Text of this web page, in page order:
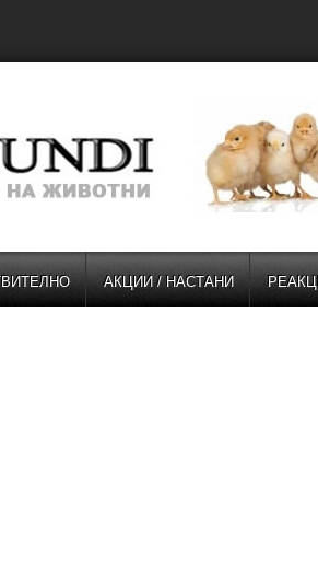
АКЦИИ / НАСТАНИ